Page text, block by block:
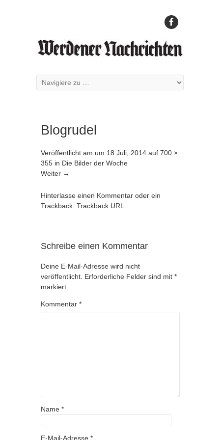
Blogrudel
Veröffentlicht am um 18 Juli, 2014 auf 700 ×
355 in Die Bilder der Woche
Weiter →
Hinterlasse einen Kommentar oder ein
Trackback: Trackback URL
Schreibe einen Kommentar
Deine E-Mail-Adresse wird nicht
veröffentlicht. Erforderliche Felder sind mit *
markiert
Kommentar *
Name *
E-Mail-Adresse *